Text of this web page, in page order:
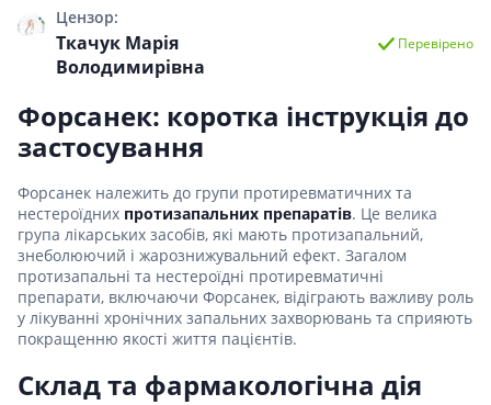
Цензор:
Ткачук Марія
Володимирівна
Перевірено
Форсанек: коротка інструкція до
застосування
Форсанек належить до групи протиревматичних та
нестероїдних протизапальних препаратів. Це велика
група лікарських засобів, які мають протизапальний,
знеболюючий і жарознижувальний ефект. Загалом
протизапальні та нестероїдні протиревматичні
препарати, включаючи Форсанек, відіграють важливу роль
у лікуванні хронічних запальних захворювань та сприяють
покращенню якості життя пацієнтів.
Склад та фармакологічна дія